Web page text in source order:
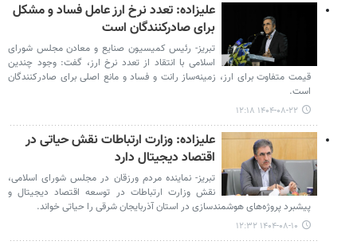
علیزاده: تعدد نرخ ارز عامل فساد و مشکل
برای صادرکنندگان است
تبریز- رئیس کمیسیون صنایع و معادن مجلس شورای
اسلامی با انتقاد از تعدد نرخ ارز، گفت: وجود چندین
قیمت متفاوت برای ارز، زمینه‌ساز رانت و فساد و مانع اصلی برای صادرکنندگان
است.
۱۴۰۴-۰۸-۲۲ ۱۲:۱۸
علیزاده: وزارت ارتباطات نقش حیاتی در
اقتصاد دیجیتال دارد
تبریز- نماینده مردم ورزقان در مجلس شورای اسلامی،
نقش وزارت ارتباطات در توسعه اقتصاد دیجیتال و
پیشبرد پروژه‌های هوشمندسازی در استان آذربایجان شرقی را حیاتی خواند.
۱۴۰۴-۰۸-۱۰ ۱۲:۳۲